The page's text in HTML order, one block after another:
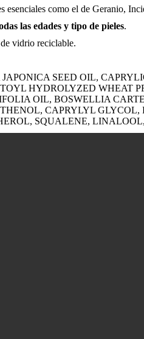
como el de Geranio,
las edades y tipo de pieles.
vidrio reciclable.
SEED OIL,
HYDROLYZED WHEAT
OIL, BOSWELLIA
CAPRYLYL
SQUALENE,